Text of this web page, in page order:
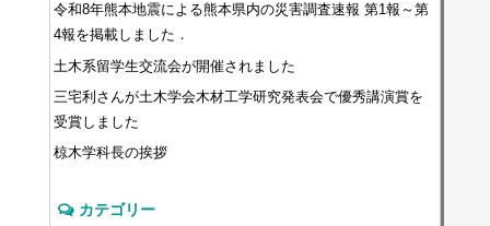
令和8年熊本地震による熊本県内の災害調査速報 第1報～第
4報を掲載しました．
土木系留学生交流会が開催されました
三宅利さんが土木学会木材工学研究発表会で優秀講演賞を
受賞しました
椋木学科長の挨拶
カテゴリー